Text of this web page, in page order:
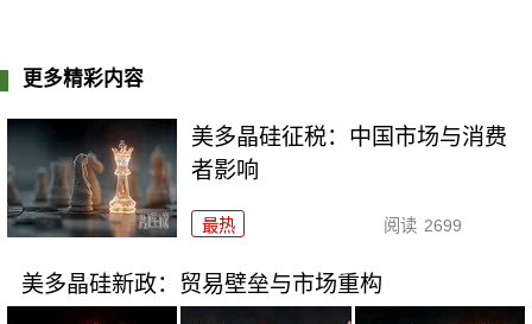
更多精彩内容
美多晶硅征税：中国市场与消费
者影响
最热 阅读 2699
美多晶硅新政：贸易壁垒与市场重构